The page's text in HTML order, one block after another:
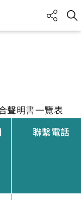
聲明書一覽表
聯繫電話